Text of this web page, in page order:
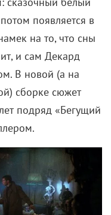
появляется в
на то, что сны
и сам Декард
В новой (а на
сборке сюжет
подряд «Бегущий